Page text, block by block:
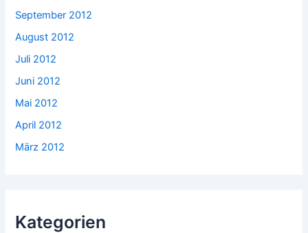
September 2012
August 2012
Juli 2012
Juni 2012
Mai 2012
April 2012
März 2012
Kategorien